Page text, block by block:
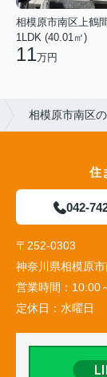
1LDK (40.01㎡)
11万円
相模原市南区
住
042-
〒252-0303
神奈川県相模原
営業時間： 10:00
定休日： 水曜日